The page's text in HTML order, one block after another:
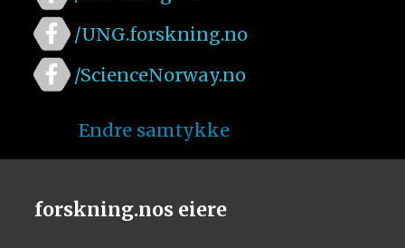
/UNG.forskning.no
/ScienceNorway.no
Endre samtykke
forskning.nos eiere